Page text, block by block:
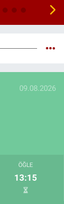
09.08.2026
ÖĞLE
13:15